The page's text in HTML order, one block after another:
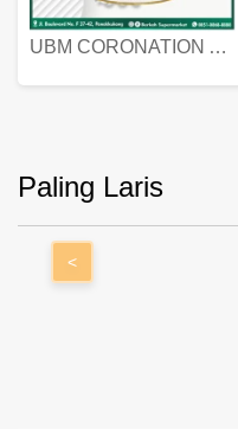
UBM CORONATION ASSORTED BISKUIT KALENG 450 GRAM
Paling Laris
<